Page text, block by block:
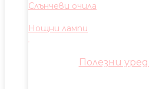
Слънчеви очила
Нощни лампи
Полезни